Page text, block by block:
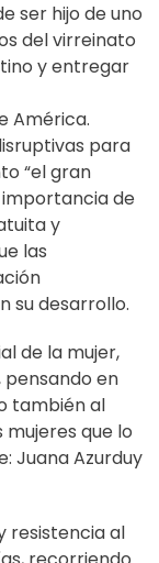
ser hijo de uno
del virreinato
y entregar
América.
para
“el gran
importancia de
y
las
su desarrollo.
de la mujer,
en
también al
que lo
Juana Azurduy
resistencia al